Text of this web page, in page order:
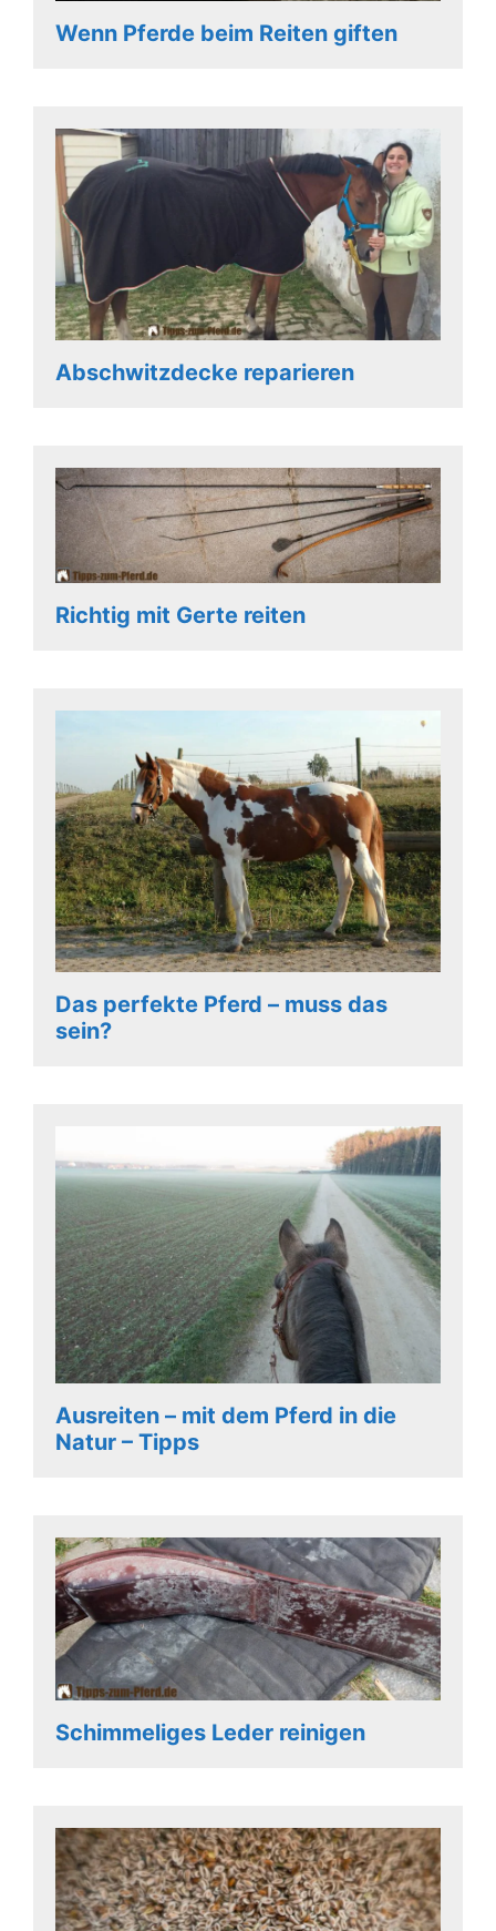
Wenn Pferde beim Reiten giften
Abschwitzdecke reparieren
Richtig mit Gerte reiten
Das perfekte Pferd – muss das
sein?
Ausreiten – mit dem Pferd in die
Natur – Tipps
Schimmeliges Leder reinigen